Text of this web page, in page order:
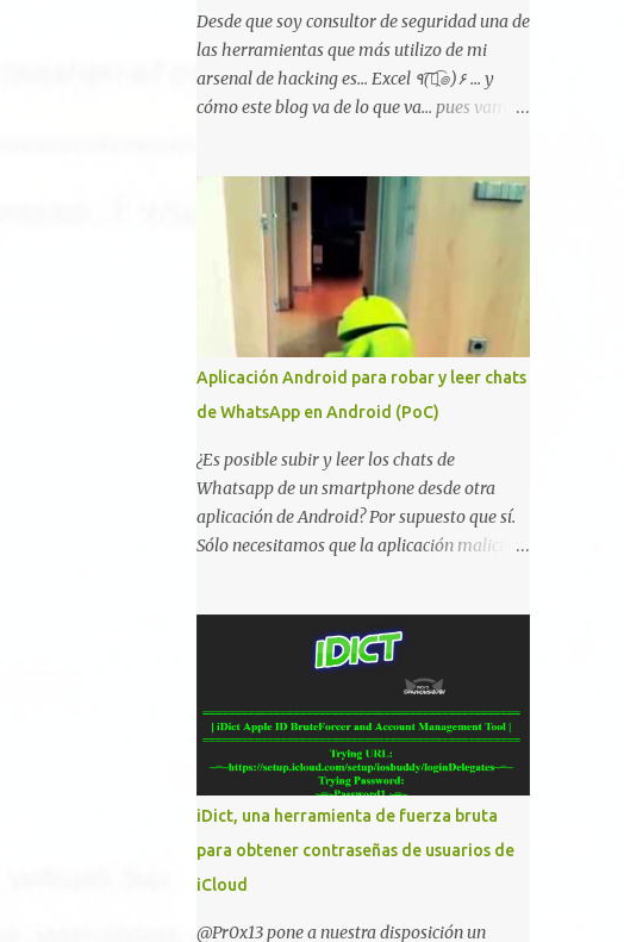
WhatsApp, comprometer bases de datos o
cambiar notas de cursos. La Lista de
Hackers, que atrajo la atención mundial
después de un informe publicado en The
recibe ofertas para prestar el servicio y la
garantía de los promotores del sitio de que
el demandado cumple con ...
Desde que soy consultor de seguridad una de
las herramientas que más utilizo de mi
arsenal de hacking es... Excel ٩(͡๏̯͡๏)۶ ... y
cómo este blog va de lo que va... pues vamos
nuestras hojas de cálculo favoritas. Cifrar
con contraseña Algo muy común es proteger
el acceso total al fichero con una contraseña:
Aplicación Android para robar y leer chats
de WhatsApp en Android (PoC)
¿Es posible subir y leer los chats de
Whatsapp de un smartphone desde otra
aplicación de Android? Por supuesto que sí.
Sólo necesitamos que la aplicación maliciosa
(android.permission.READ_EXTERNAL_STO
RAGE). Hace unos meses se publicó en
algunos foros una guía paso a paso para
montar nuestro propio Whatsapp Stealer y
ahora Bas Bosschert ha publicado una PoC
con unas pocas modificaciones. Para
empezar con la prueba de concepto ( y ojo
que digo PoC que nos conocemos ;) )
tenemos que publicar en nuestro webserver
un php para subir las bases de datos de
iDict, una herramienta de fuerza bruta
para obtener contraseñas de usuarios de
iCloud
@Pr0x13 pone a nuestra disposición un